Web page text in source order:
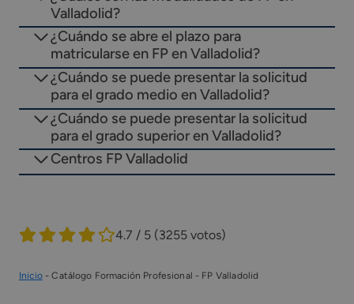
Valladolid?
¿Cuándo se abre el plazo para
matricularse en FP en Valladolid?
¿Cuándo se puede presentar la solicitud
para el grado medio en Valladolid?
¿Cuándo se puede presentar la solicitud
para el grado superior en Valladolid?
Centros FP Valladolid
4.7 / 5 (3255 votos)
Inicio-Catálogo Formación Profesional - FP Valladolid